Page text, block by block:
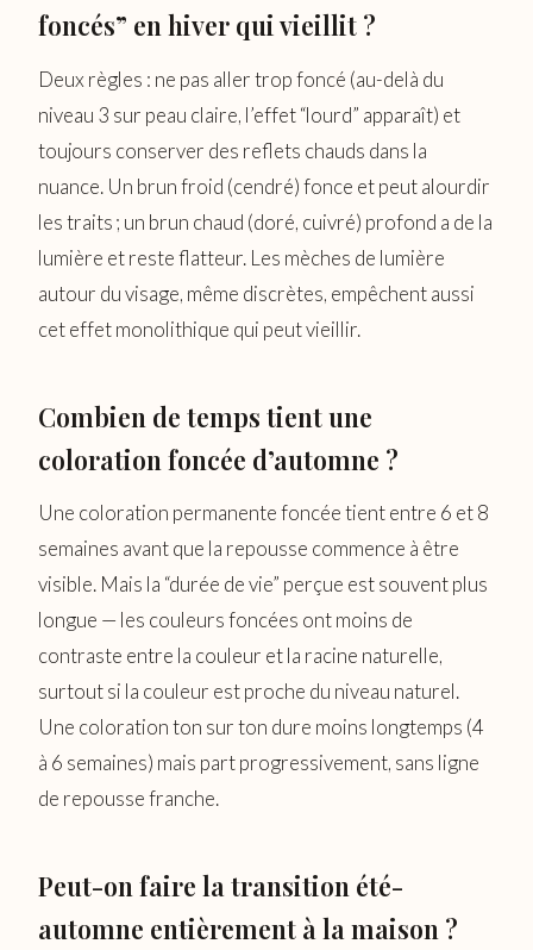
foncés” en hiver qui vieillit ?
Deux règles : ne pas aller trop foncé (au-delà du
niveau 3 sur peau claire, l’effet “lourd” apparaît) et
toujours conserver des reflets chauds dans la
nuance. Un brun froid (cendré) fonce et peut alourdir
les traits ; un brun chaud (doré, cuivré) profond a de la
lumière et reste flatteur. Les mèches de lumière
autour du visage, même discrètes, empêchent aussi
cet effet monolithique qui peut vieillir.
Combien de temps tient une
coloration foncée d’automne ?
Une coloration permanente foncée tient entre 6 et 8
semaines avant que la repousse commence à être
visible. Mais la “durée de vie” perçue est souvent plus
longue — les couleurs foncées ont moins de
contraste entre la couleur et la racine naturelle,
surtout si la couleur est proche du niveau naturel.
Une coloration ton sur ton dure moins longtemps (4
à 6 semaines) mais part progressivement, sans ligne
de repousse franche.
Peut-on faire la transition été-
automne entièrement à la maison ?